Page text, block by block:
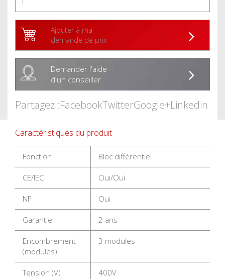
Ajouter à ma
demande de prix
Demander l'aide
d'un conseiller
Partagez :FacebookTwitterGoogle+Linkedin
Caractéristiques du produit
Fonction Bloc différentiel
CE/IEC Oui/Oui
NF Oui
Garantie 2 ans
Encombrement
(modules)
3 modules
Tension (V) 400V